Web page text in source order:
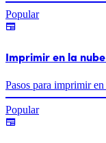
Popular
Imprimir en la
Pasos para imprimir
Popular